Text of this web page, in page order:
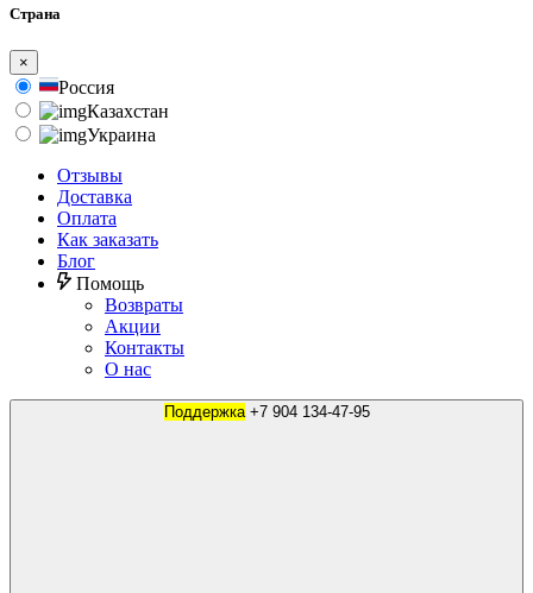
Страна
×
Россия
Казахстан
Украина
Отзывы
Доставка
Оплата
Как заказать
Блог
Помощь
Возвраты
Акции
Контакты
О нас
Поддержка +7 904 134-47-95